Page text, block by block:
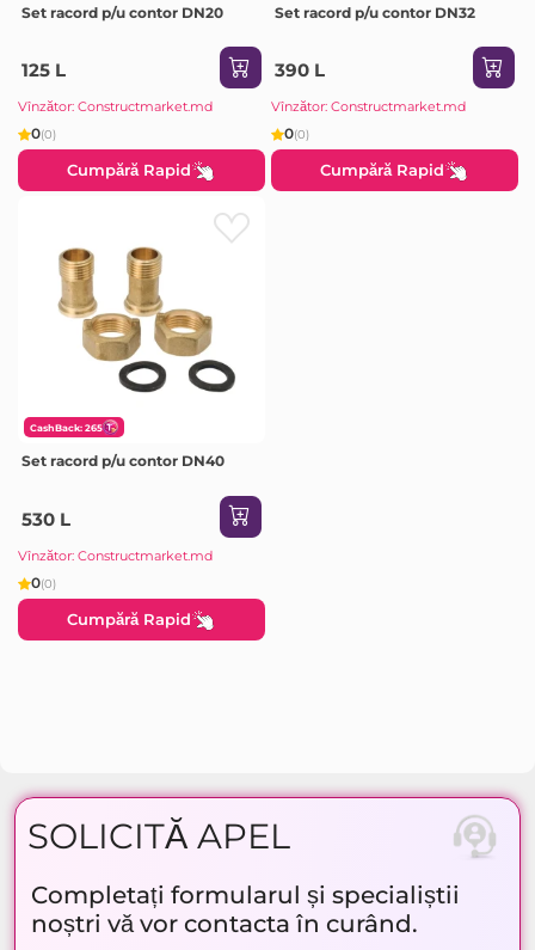
Set racord p/u contor DN20
125 L
Vînzător: Constructmarket.md
0(0)
Cumpără Rapid
Set racord p/u contor DN32
390 L
Vînzător: Constructmarket.md
0(0)
Cumpără Rapid
CashBack: 265
Set racord p/u contor DN40
530 L
Vînzător: Constructmarket.md
0(0)
Cumpără Rapid
SOLICITĂ APEL
Completați formularul și specialiștii
noștri vă vor contacta în curând.